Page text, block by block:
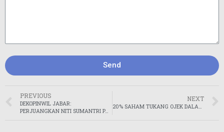
Send
PREVIOUS
DEKOPINWIL JABAR:
PERJUANGKAN NITI SUMANTRI PAHLAWAN NASIONAL
NEXT
20% SAHAM TUKANG OJEK DALAM PERUSAHAAN OJOL